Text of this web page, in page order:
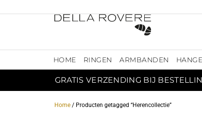
HOME RINGEN ARMBANDEN
GRATIS VERZENDING BIJ
Home / Producten getagged “Herencollectie”